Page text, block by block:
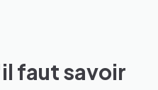
faut savoir